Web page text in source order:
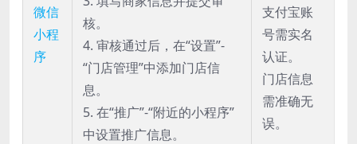
微信
小程
序
核。
4. 审核通过后，在“设置”-
“门店管理”中添加门店信
息。
5. 在“推广”-“附近的小程序”
中设置推广信息。
支付宝账
号需实名
认证。
门店信息
需准确无
误。